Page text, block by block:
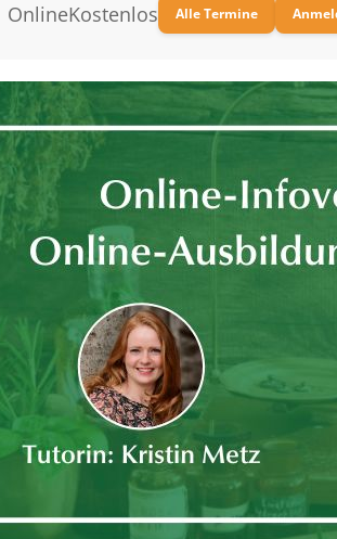
OnlineKostenlos Alle Termine